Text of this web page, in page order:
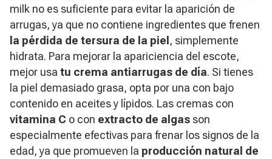
milk no es suficiente para evitar la aparición de
arrugas, ya que no contiene ingredientes que frenen
la pérdida de tersura de la piel, simplemente
hidrata. Para mejorar la apariciencia del escote,
mejor usa tu crema antiarrugas de día. Si tienes
la piel demasiado grasa, opta por una con bajo
contenido en aceites y lípidos. Las cremas con
vitamina C o con extracto de algas son
especialmente efectivas para frenar los signos de la
edad, ya que promueven la producción natural de